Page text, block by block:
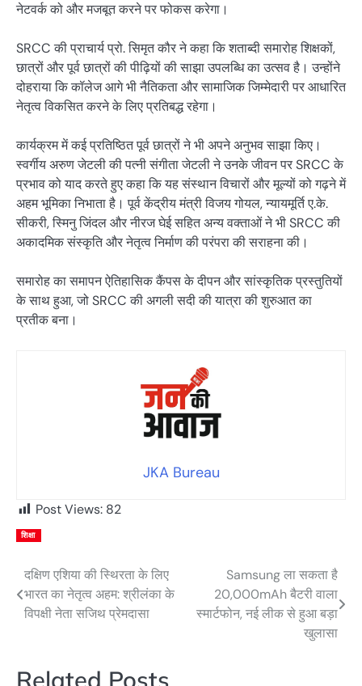
नेटवर्क को और मजबूत करने पर फोकस करेगा।
SRCC की प्राचार्य प्रो. सिमृत कौर ने कहा कि शताब्दी समारोह शिक्षकों,
छात्रों और पूर्व छात्रों की पीढ़ियों की साझा उपलब्धि का उत्सव है। उन्होंने
दोहराया कि कॉलेज आगे भी नैतिकता और सामाजिक जिम्मेदारी पर आधारित
नेतृत्व विकसित करने के लिए प्रतिबद्ध रहेगा।
कार्यक्रम में कई प्रतिष्ठित पूर्व छात्रों ने भी अपने अनुभव साझा किए।
स्वर्गीय अरुण जेटली की पत्नी संगीता जेटली ने उनके जीवन पर SRCC के
प्रभाव को याद करते हुए कहा कि यह संस्थान विचारों और मूल्यों को गढ़ने में
अहम भूमिका निभाता है। पूर्व केंद्रीय मंत्री विजय गोयल, न्यायमूर्ति ए.के.
सीकरी, स्मिनु जिंदल और नीरज घेई सहित अन्य वक्ताओं ने भी SRCC की
अकादमिक संस्कृति और नेतृत्व निर्माण की परंपरा की सराहना की।
समारोह का समापन ऐतिहासिक कैंपस के दीपन और सांस्कृतिक प्रस्तुतियों
के साथ हुआ, जो SRCC की अगली सदी की यात्रा की शुरुआत का
प्रतीक बना।
JKA Bureau
Post Views: 82
शिक्षा
Post
navigation
दक्षिण एशिया की स्थिरता के लिए
भारत का नेतृत्व अहम: श्रीलंका के
विपक्षी नेता सजिथ प्रेमदासा
Samsung ला सकता है
20,000mAh बैटरी वाला
स्मार्टफोन, नई लीक से हुआ बड़ा
खुलासा
Related Posts